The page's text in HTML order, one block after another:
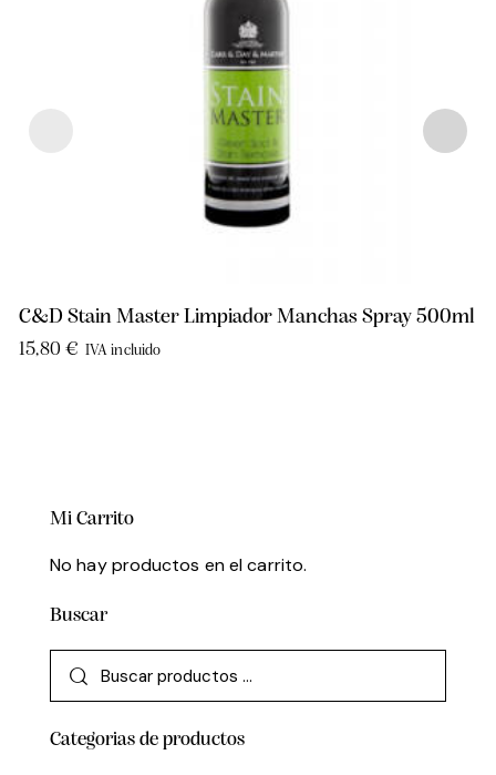
C&D Stain Master Limpiador Manchas Spray 500ml
15,80 € IVA incluido
Mi Carrito
No hay productos en el carrito.
Buscar
Categorias de productos